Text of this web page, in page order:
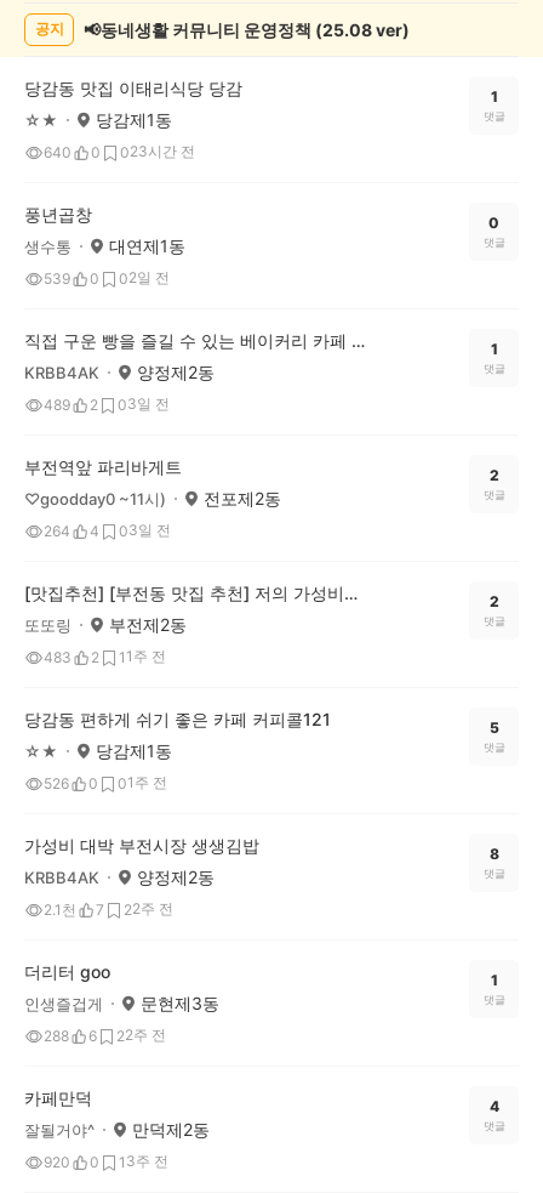
글
공지 📢동네생활 커뮤니티 운영정책 (25.08 ver)
당감동 맛집 이태리식당 당감
☆★ 당감제1동
640 0 023시간 전
1
댓글
풍년곱창
생수통 대연제1동
539 0 02일 전
0
댓글
직접 구운 빵을 즐길 수 있는 베이커리 카페 왔다 상사 추천해요
KRBB4AK 양정제2동
489 2 03일 전
1
댓글
부전역앞 파리바게트
♡goodday0 ~11시) 전포제2동
264 4 03일 전
2
댓글
[맛집추천] [부전동 맛집 추천] 저의 가성비맛집 팔미분식소개합니다! 시락국+김치말이김밥 조합!
또또링 부전제2동
483 2 1 1주 전
2
댓글
당감동 편하게 쉬기 좋은 카페 커피콜121
☆★ 당감제1동
526 0 01주 전
5
댓글
가성비 대박 부전시장 생생김밥
KRBB4AK 양정제2동
2.1천 7 22주 전
8
댓글
더리터 goo
인생즐겁게 문현제3동
288 6 22주 전
1
댓글
카페만덕
잘될거야^ 만덕제2동
920 0 1 3주 전
4
댓글